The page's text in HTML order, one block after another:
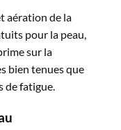
aération de la
pour la peau,
sur la
bien tenues que
de fatigue.​